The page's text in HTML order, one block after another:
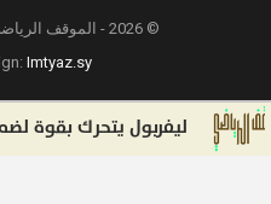
© 2026 - الموقف الرياضي. All Rights Reserved.
Imtyaz.sy
ليفربول يتحرك بقوة لضم